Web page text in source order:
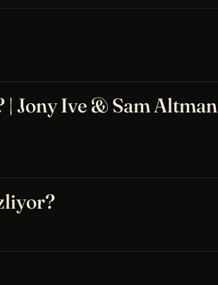
| Jony Ive & Sam Altman